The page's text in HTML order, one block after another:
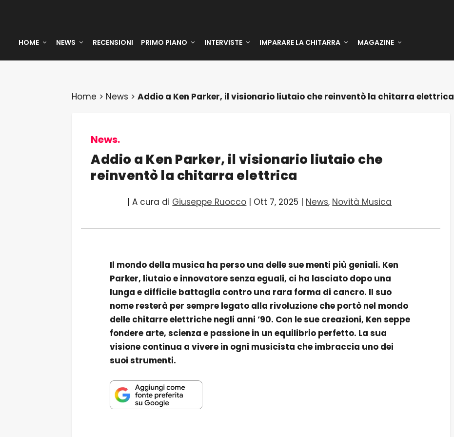
HOME NEWS RECENSIONI PRIMO PIANO INTERVISTE IMPARARE LA CHITARRA MAGAZINE
Home > News > Addio a Ken Parker, il visionario liutaio che reinventò la chitarra elettrica
News.
Addio a Ken Parker, il visionario liutaio che
reinventò la chitarra elettrica
| A cura di Giuseppe Ruocco | Ott 7, 2025 | News, Novità Musica
Il mondo della musica ha perso una delle sue menti più geniali. Ken
Parker, liutaio e innovatore senza eguali, ci ha lasciato dopo una
lunga e difficile battaglia contro una rara forma di cancro. Il suo
nome resterà per sempre legato alla rivoluzione che portò nel mondo
delle chitarre elettriche negli anni ’90. Con le sue creazioni, Ken seppe
fondere arte, scienza e passione in un equilibrio perfetto. La sua
visione continua a vivere in ogni musicista che imbraccia uno dei
suoi strumenti.